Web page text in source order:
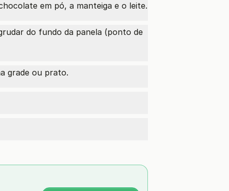
em pó, a manteiga e o leite.
do fundo da panela (ponto de
grade ou prato.